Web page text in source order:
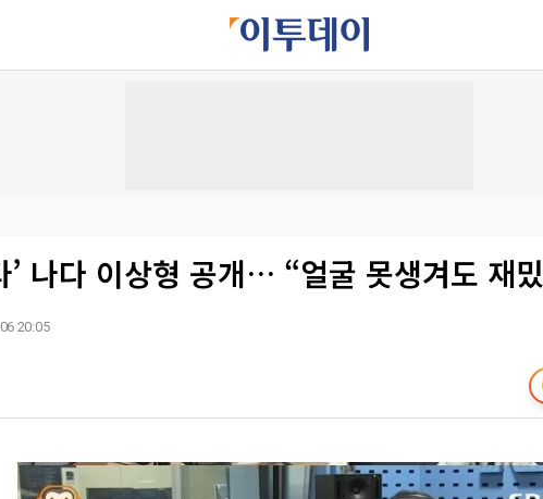
’ 나다 이상형 공개… “얼굴 못생겨도 재
20:05